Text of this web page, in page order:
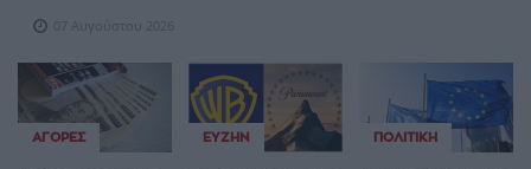
07 Αυγούστου 2026
ΑΓΟΡΈΣ ΕΥΖΗΝ ΠΟΛΙΤΙΚΉ